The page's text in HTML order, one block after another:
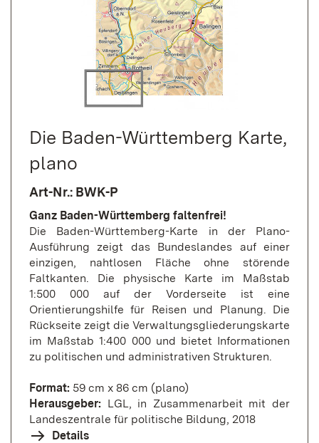
Die Baden-Württemberg Karte,
plano
Art-Nr.: BWK-P
Ganz Baden-Württemberg faltenfrei!
Die Baden-Württemberg-Karte in der Plano-
Ausführung zeigt das Bundeslandes auf einer
einzigen, nahtlosen Fläche ohne störende
Faltkanten. Die physische Karte im Maßstab
1:500 000 auf der Vorderseite ist eine
Orientierungshilfe für Reisen und Planung. Die
Rückseite zeigt die Verwaltungsgliederungskarte
im Maßstab 1:400 000 und bietet Informationen
zu politischen und administrativen Strukturen.
Format: 59 cm x 86 cm (plano)
Herausgeber: LGL, in Zusammenarbeit mit der
Landeszentrale für politische Bildung, 2018
Details